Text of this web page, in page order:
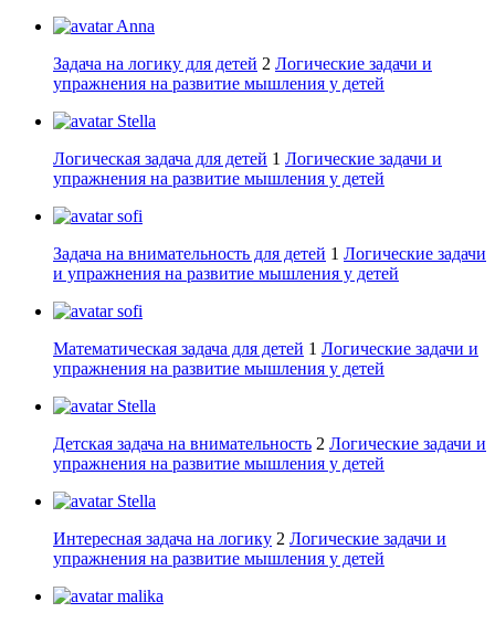
Anna
Задача на логику для детей 2 Логические задачи и
упражнения на развитие мышления у детей
Stella
Логическая задача для детей 1 Логические задачи и
упражнения на развитие мышления у детей
sofi
Задача на внимательность для детей 1 Логические задачи
и упражнения на развитие мышления у детей
sofi
Математическая задача для детей 1 Логические задачи и
упражнения на развитие мышления у детей
Stella
Детская задача на внимательность 2 Логические задачи и
упражнения на развитие мышления у детей
Stella
Интересная задача на логику 2 Логические задачи и
упражнения на развитие мышления у детей
malika